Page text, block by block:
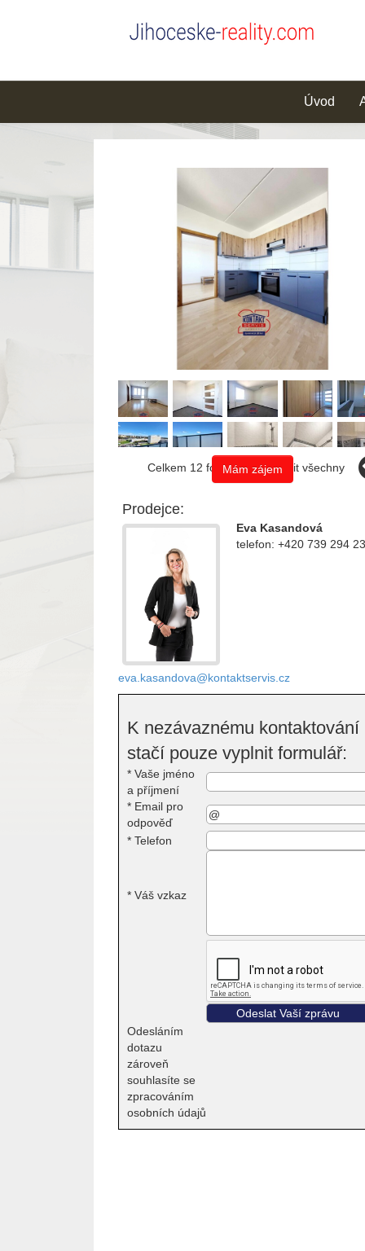
Úvod
Celkem 12 fotografií, zobrazit všechny
Mám zájem
Prodejce:
Eva Kasandová
telefon: +420 739 294
eva.kasandova@kontaktservis.cz
K nezávaznému kontaktování
stačí pouze vyplnit formulář:
* Vaše jméno
a příjmení
* Email pro
odpověď
* Telefon
* Váš vzkaz
Odesláním
dotazu
zároveň
souhlasíte se
zpracováním
osobních údajů